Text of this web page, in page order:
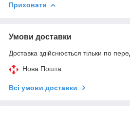
Приховати
Умови доставки
Доставка здійснюється тільки по
Нова Пошта
Всі умови доставки